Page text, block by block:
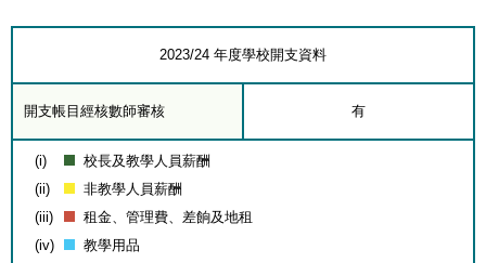
2023/24 年度學校開支資料
開支帳目經核數師審核 有
(i)
校長及教學人員薪酬
(ii)
非教學人員薪酬
(iii)
租金、管理費、差餉及地租
(iv)
教學用品